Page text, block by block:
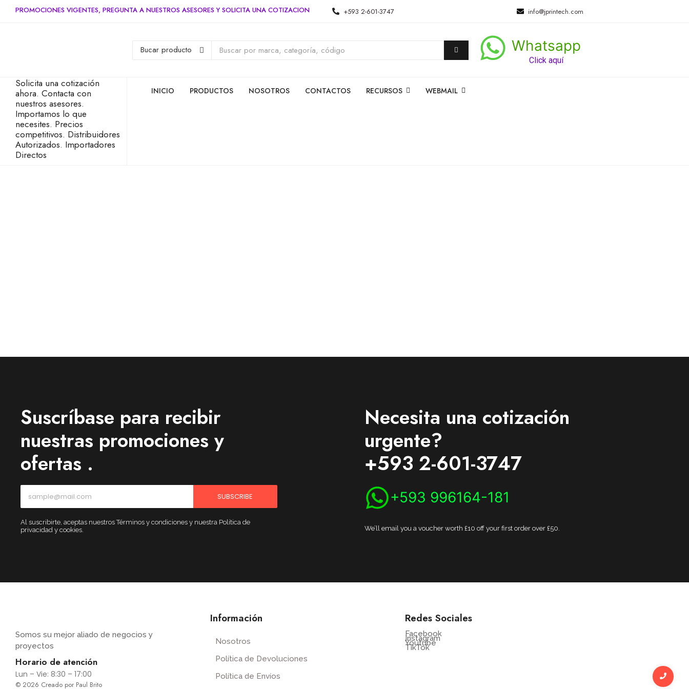
PROMOCIONES VIGENTES, PREGUNTA A NUESTROS ASESORES Y SOLICITA UNA COTIZACION +593 2-601-3747 info@jprintech.com
Whatsapp
Click aquí
Solicita una cotización
ahora. Contacta con
nuestros asesores.
Importamos lo que
necesites. Precios
competitivos. Distribuidores
Autorizados. Importadores
Directos
INICIO PRODUCTOS NOSOTROS CONTACTOS RECURSOS WEBMAIL
Suscríbase para recibir
nuestras promociones y
ofertas .
SUBSCRIBE
Al suscribirte, aceptas nuestros Términos y condiciones y nuestra Política de
privacidad y cookies.
Necesita una cotización
urgente?
+593 2-601-3747
+593 996164-181
We’ll email you a voucher worth £10 off your first order over £50.
Somos su mejor aliado de negocios y
proyectos
Horario de atención
Lun – Vie: 8:30 – 17:00
© 2026 Creado por Paul Brito
Información
Nosotros
Política de Devoluciones
Política de Envíos
Redes Sociales
Facebook
Instagram
Youtube
TikTok